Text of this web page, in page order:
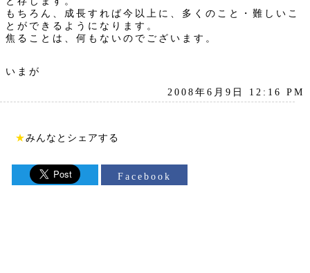
もちろん、成長すれば今以上に、多くのこと・難しいこ
とができるようになります。
焦ることは、何もないのでございます。
いまが
2008年6月9日 12:16 PM
★みんなとシェアする
Facebook